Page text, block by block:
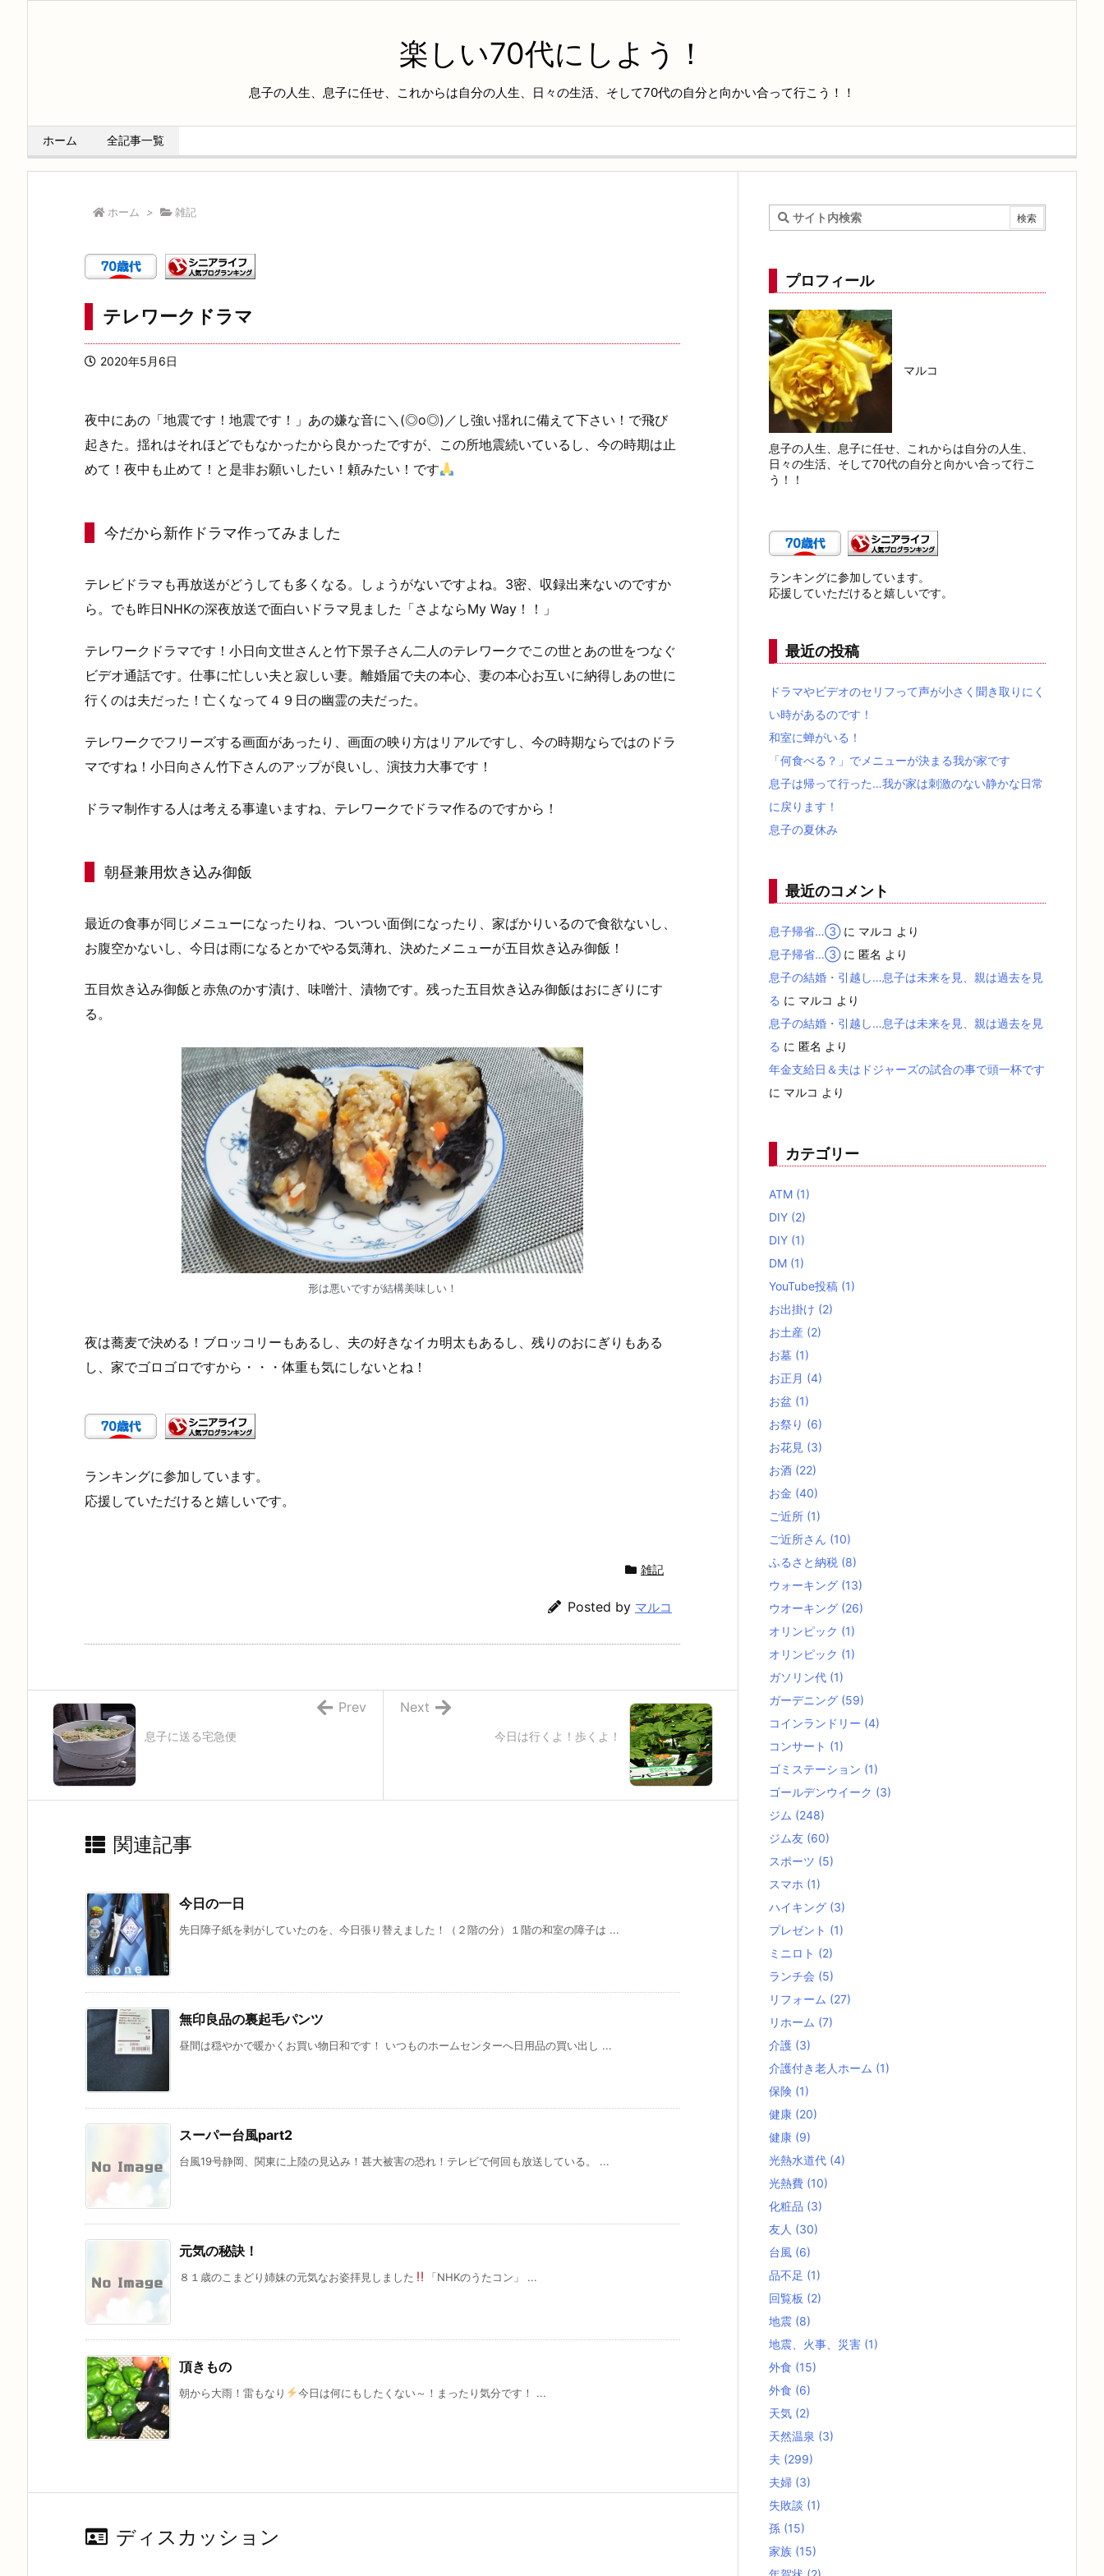
楽しい70代にしよう！
息子の人生、息子に任せ、これからは自分の人生、日々の生活、そして70代の自分と向かい合って行こう！！
ホーム 全記事一覧
ホーム > 雑記
テレワークドラマ
2020年5月6日
夜中にあの「地震です！地震です！」あの嫌な音に＼(◎o◎)／し強い揺れに備えて下さい！で飛び
起きた。揺れはそれほどでもなかったから良かったですが、この所地震続いているし、今の時期は止
めて！夜中も止めて！と是非お願いしたい！頼みたい！です
今だから新作ドラマ作ってみました
テレビドラマも再放送がどうしても多くなる。しょうがないですよね。3密、収録出来ないのですか
ら。でも昨日NHKの深夜放送で面白いドラマ見ました「さよならMy Way！！」
テレワークドラマです！小日向文世さんと竹下景子さん二人のテレワークでこの世とあの世をつなぐ
ビデオ通話です。仕事に忙しい夫と寂しい妻。離婚届で夫の本心、妻の本心お互いに納得しあの世に
行くのは夫だった！亡くなって４９日の幽霊の夫だった。
テレワークでフリーズする画面があったり、画面の映り方はリアルですし、今の時期ならではのドラ
マですね！小日向さん竹下さんのアップが良いし、演技力大事です！
ドラマ制作する人は考える事違いますね、テレワークでドラマ作るのですから！
朝昼兼用炊き込み御飯
最近の食事が同じメニューになったりね、ついつい面倒になったり、家ばかりいるので食欲ないし、
お腹空かないし、今日は雨になるとかでやる気薄れ、決めたメニューが五目炊き込み御飯！
五目炊き込み御飯と赤魚のかす漬け、味噌汁、漬物です。残った五目炊き込み御飯はおにぎりにす
る。
形は悪いですが結構美味しい！
夜は蕎麦で決める！ブロッコリーもあるし、夫の好きなイカ明太もあるし、残りのおにぎりもある
し、家でゴロゴロですから・・・体重も気にしないとね！
ランキングに参加しています。
応援していただけると嬉しいです。
雑記
Posted by マルコ
今日は行くよ！歩くよ！
Next
息子に送る宅急便
Prev
関連記事
今日の一日
先日障子紙を剥がしていたのを、今日張り替えました！（２階の分）１階の和室の障子は ...
無印良品の裏起毛パンツ
昼間は穏やかで暖かくお買い物日和です！ いつものホームセンターへ日用品の買い出し ...
スーパー台風part2
台風19号静岡、関東に上陸の見込み！甚大被害の恐れ！テレビで何回も放送している。 ...
元気の秘訣！
８１歳のこまどり姉妹の元気なお姿拝見しました 「NHKのうたコン」 ...
頂きもの
朝から大雨！雷もなり 今日は何にもしたくない～！まったり気分です！ ...
ディスカッション
プロフィール
マルコ
息子の人生、息子に任せ、これからは自分の人生、
日々の生活、そして70代の自分と向かい合って行こ
う！！
ランキングに参加しています。
応援していただけると嬉しいです。
最近の投稿
ドラマやビデオのセリフって声が小さく聞き取りにく
い時があるのです！
和室に蝉がいる！
「何食べる？」でメニューが決まる我が家です
息子は帰って行った…我が家は刺激のない静かな日常
に戻ります！
息子の夏休み
最近のコメント
息子帰省…③に マルコ より
息子帰省…③に 匿名 より
息子の結婚・引越し…息子は未来を見、親は過去を見
る に マルコ より
息子の結婚・引越し…息子は未来を見、親は過去を見
る に 匿名 より
年金支給日＆夫はドジャーズの試合の事で頭一杯です
に マルコ より
カテゴリー
ATM (1)
DIY (2)
DIY (1)
DM (1)
YouTube投稿 (1)
お出掛け (2)
お土産 (2)
お墓 (1)
お正月 (4)
お盆 (1)
お祭り (6)
お花見 (3)
お酒 (22)
お金 (40)
ご近所 (1)
ご近所さん (10)
ふるさと納税 (8)
ウォーキング (13)
ウオーキング (26)
オリンピック (1)
オリンピック (1)
ガソリン代 (1)
ガーデニング (59)
コインランドリー (4)
コンサート (1)
ゴミステーション (1)
ゴールデンウイーク (3)
ジム (248)
ジム友 (60)
スポーツ (5)
スマホ (1)
ハイキング (3)
プレゼント (1)
ミニロト (2)
ランチ会 (5)
リフォーム (27)
リホーム (7)
介護 (3)
介護付き老人ホーム (1)
保険 (1)
健康 (20)
健康 (9)
光熱水道代 (4)
光熱費 (10)
化粧品 (3)
友人 (30)
台風 (6)
品不足 (1)
回覧板 (2)
地震 (8)
地震、火事、災害 (1)
外食 (15)
外食 (6)
天気 (2)
天然温泉 (3)
夫 (299)
夫婦 (3)
失敗談 (1)
孫 (15)
家族 (15)